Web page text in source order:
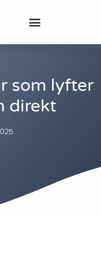
som lyfter
direkt